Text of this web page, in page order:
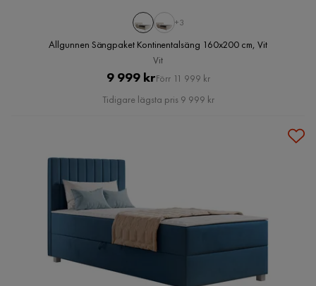
+3
Allgunnen Sängpaket Kontinentalsäng 160x200 cm, Vit
Vit
Pris
9 999 krOriginal
Pris
Förr 11 999 kr
Tidigare lägsta pris 9 999 kr